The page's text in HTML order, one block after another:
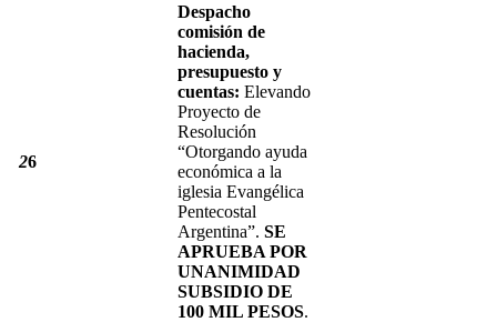
26
Despacho
comisión de
hacienda,
presupuesto y
cuentas: Elevando
Proyecto de
Resolución
“Otorgando ayuda
económica a la
iglesia Evangélica
Pentecostal
Argentina”. SE
APRUEBA POR
UNANIMIDAD
SUBSIDIO DE
100 MIL PESOS.